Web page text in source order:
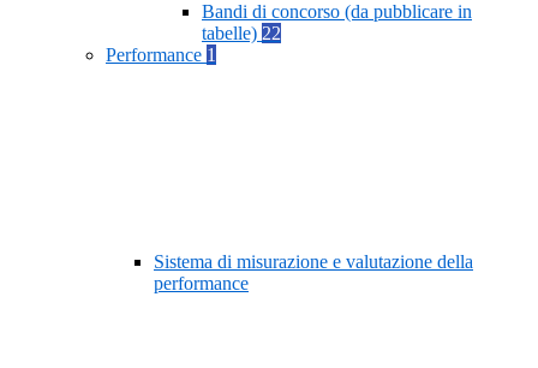
Bandi di concorso (da pubblicare in
tabelle) 22
Performance 1
Sistema di misurazione e valutazione della
performance